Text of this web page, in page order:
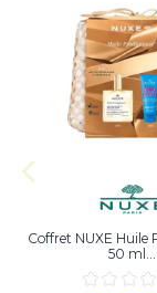
Coffret NUXE Huile
50 ml...